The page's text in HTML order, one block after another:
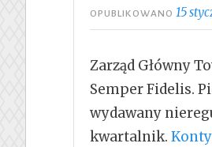
OPUBLIKOWANO15
Zarząd Główny
Semper Fidelis.
wydawany
kwartalnik.